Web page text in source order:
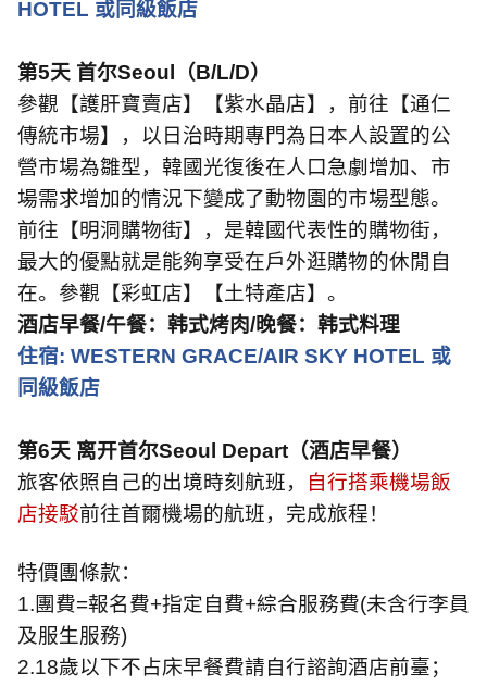
HOTEL 或同級飯店
第5天 首尔Seoul （B/L/D）
參觀【護肝寶賣店】【紫水晶店】，前往【通仁
傳統市場】，以日治時期專門為日本人設置的公
營市場為雛型，韓國光復後在人口急劇增加、市
場需求增加的情況下變成了動物園的市場型態。
前往【明洞購物街】，是韓國代表性的購物街，
最大的優點就是能夠享受在戶外逛購物的休閒自
在。參觀【彩虹店】【土特產店】。
酒店早餐/午餐：韩式烤肉/晚餐：韩式料理
住宿: WESTERN GRACE/AIR SKY HOTEL 或
同級飯店
第6天 离开首尔Seoul Depart （酒店早餐）
旅客依照自己的出境時刻航班，
自行搭乘機場飯
店接駁前往首爾機場的航班，完成旅程！
特價團條款：
1.團費=報名費+指定自費+綜合服務費(未含行李員
及服生服務)
2.18歲以下不占床早餐費請自行諮詢酒店前臺；